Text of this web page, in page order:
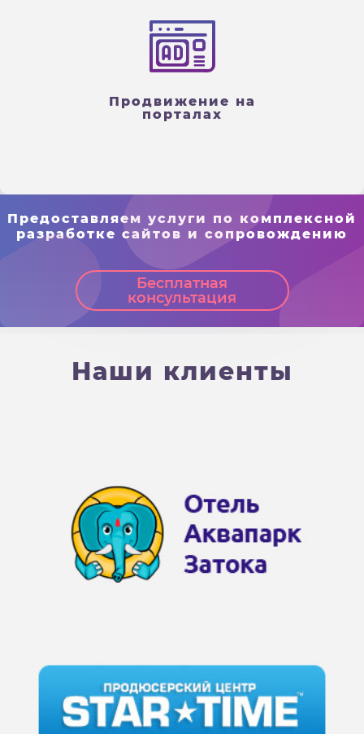
Продвижение на
порталах
Предоставляем услуги по комплексной
разработке сайтов и сопровождению
Бесплатная
консультация
Наши клиенты